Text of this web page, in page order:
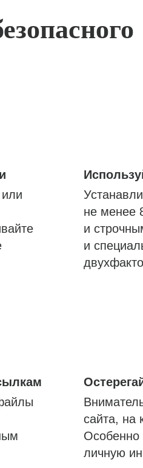
не менее
и
и
сайта, на
Особенно
личную